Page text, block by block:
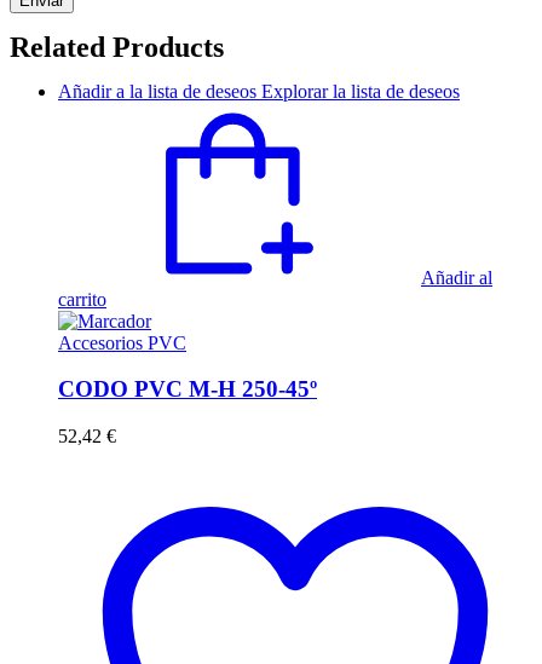
Related Products
Añadir a la lista de deseos Explorar la lista de deseos
Añadir al
carrito
Accesorios PVC
CODO PVC M-H 250-45º
52,42 €